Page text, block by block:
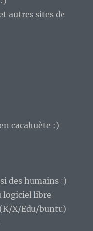
autres sites de
cacahuète :)
des humains :)
logiciel libre
X/Edu/buntu)